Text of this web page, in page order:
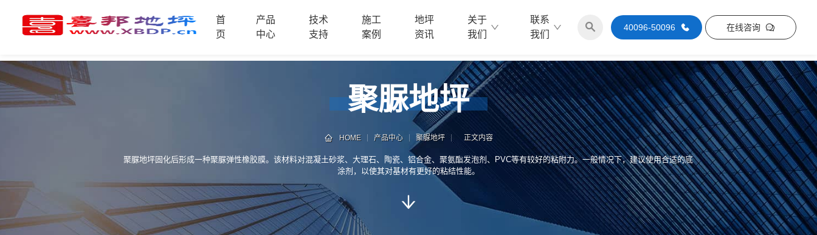
首
页
产品
中心
技术
支持
施工
案例
地坪
资讯
关于
我们
联系
我们
40096-50096 在线咨询
品
中
心
技
术
案
联
系
电
话
聚脲地坪
HOME 产品中心 聚脲地坪 正文内容
聚脲地坪固化后形成一种聚脲弹性橡胶膜。该材料对混凝土砂浆、大理石、陶瓷、铝合金、聚氨酯发泡剂、PVC等有较好的粘附力。一般情况下，建议使用合适的底
涂剂，以使其对基材有更好的粘结性能。